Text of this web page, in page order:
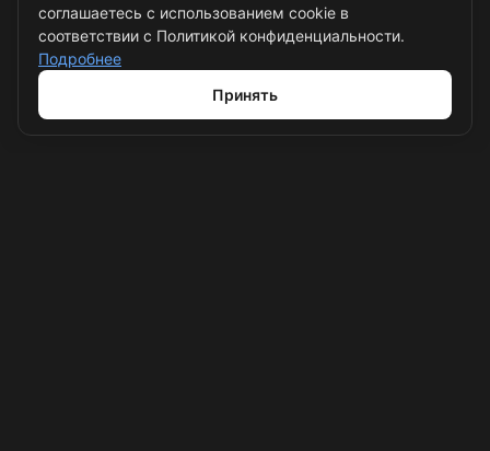
ПОМОЩЬ
Блог
соглашаетесь с использованием cookie в
соответствии с Политикой конфиденциальности.
Подробнее
Принять